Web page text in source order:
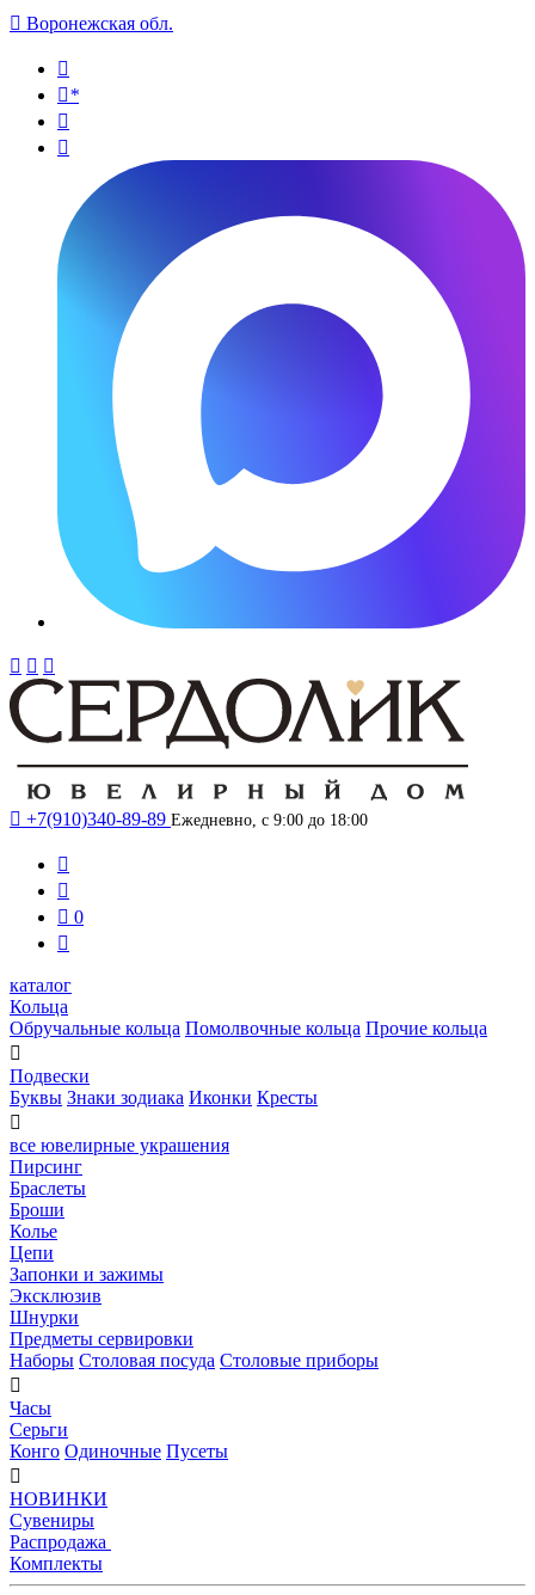
 Воронежская обл.

*


  
 +7(910)340-89-89 Ежедневно, с 9:00 до 18:00


 0

каталог
Кольца
Обручальные кольца Помолвочные кольца Прочие кольца

Подвески
Буквы Знаки зодиака Иконки Кресты

все ювелирные украшения
Пирсинг
Браслеты
Броши
Колье
Цепи
Запонки и зажимы
Эксклюзив
Шнурки
Предметы сервировки
Наборы Столовая посуда Столовые приборы

Часы
Серьги
Конго Одиночные Пусеты

НОВИНКИ
Сувениры
Распродажа
Комплекты